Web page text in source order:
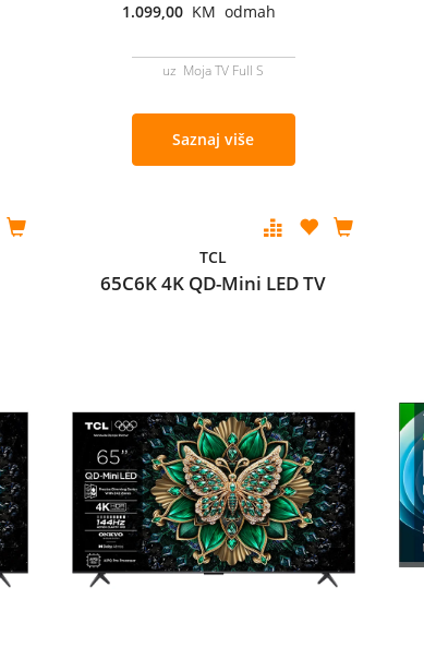
1.099,00 KM odmah
uz Moja TV Full S
Saznaj više
TCL
65C6K 4K QD-Mini LED TV